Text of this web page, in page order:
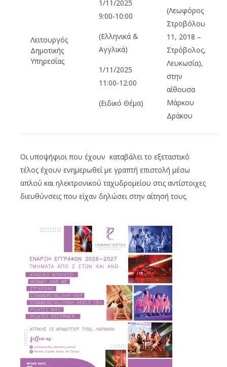
Λειτουργός
Δημοτικής
Υπηρεσίας
1/11/2025
9:00-10:00
(Ελληνικά &
Αγγλικά)
1/11/2025
11:00-12:00
(Ειδικό Θέμα)
(Λεωφόρος
Στροβόλου
11, 2018 –
Στρόβολος,
Λευκωσία),
στην
αίθουσα
Μάρκου
Δράκου
Οι υποψήφιοι που έχουν καταβάλει το εξεταστικό
τέλος έχουν ενημερωθεί με γραπτή επιστολή μέσω
απλού και ηλεκτρονικού ταχυδρομείου στις αντίστοιχες
διευθύνσεις που είχαν δηλώσει στην αίτησή τους.